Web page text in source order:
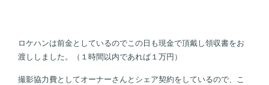
ロケハンは前金としているのでこの日も現金で頂戴し領収書をお
渡ししました。（１時間以内であれば１万円）
撮影協力費としてオーナーさんとシェア契約をしているので、こ